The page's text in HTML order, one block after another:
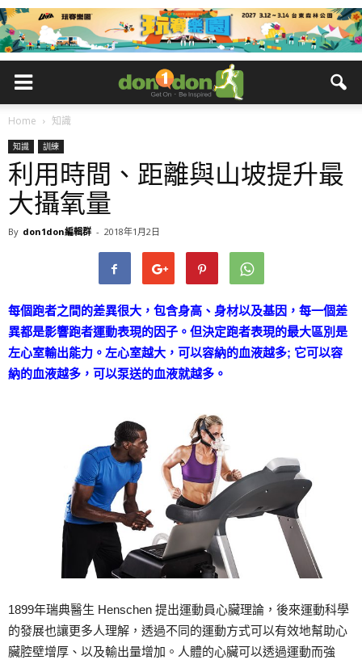
Home 知識
知識 訓練
利用時間、距離與山坡提升最
大攝氧量
By don1don編輯群 - 2018年1月2日
每個跑者之間的差異很大，包含身高、身材以及基因，每一個差
異都是影響跑者運動表現的因子。但決定跑者表現的最大區別是
左心室輸出能力。左心室越大，可以容納的血液越多; 它可以容
納的血液越多，可以泵送的血液就越多。
1899年瑞典醫生 Henschen 提出運動員心臟理論，後來運動科學
的發展也讓更多人理解，透過不同的運動方式可以有效地幫助心
臟腔壁增厚、以及輸出量增加。人體的心臟可以透過運動而強